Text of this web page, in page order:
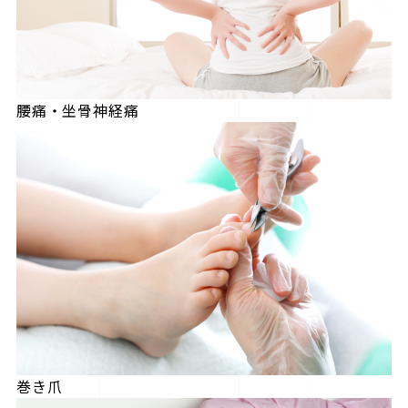
腰痛・坐骨神経痛
巻き爪